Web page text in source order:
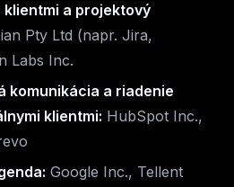
klientmi a projektový
Pty Ltd (napr. Jira,
Labs Inc.
komunikácia a riadenie
klientmi: HubSpot Inc.,
Google Inc., Tellent